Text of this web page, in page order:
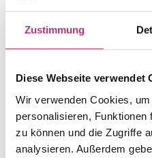
Zustimmung
Diese Webseite verwendet
Wir verwenden Cookies,
personalisieren, Funktionen
zu können und die Zugriffe
analysieren. Außerdem
Artikelgruppe
Ring
Gewicht
9010595646898
Farbe